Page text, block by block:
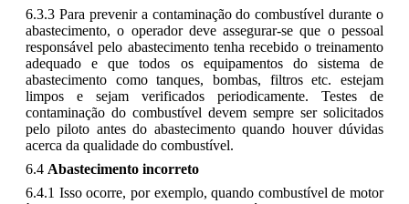
6.3.3 Para prevenir a contaminação do combustível durante o
abastecimento, o operador deve assegurar-se que o pessoal
responsável pelo abastecimento tenha recebido o treinamento
adequado e que todos os equipamentos do sistema de
abastecimento como tanques, bombas, filtros etc. estejam
limpos e sejam verificados periodicamente. Testes de
contaminação do combustível devem sempre ser solicitados
pelo piloto antes do abastecimento quando houver dúvidas
acerca da qualidade do combustível.
6.4 Abastecimento incorreto
6.4.1 Isso ocorre, por exemplo, quando combustível de motor